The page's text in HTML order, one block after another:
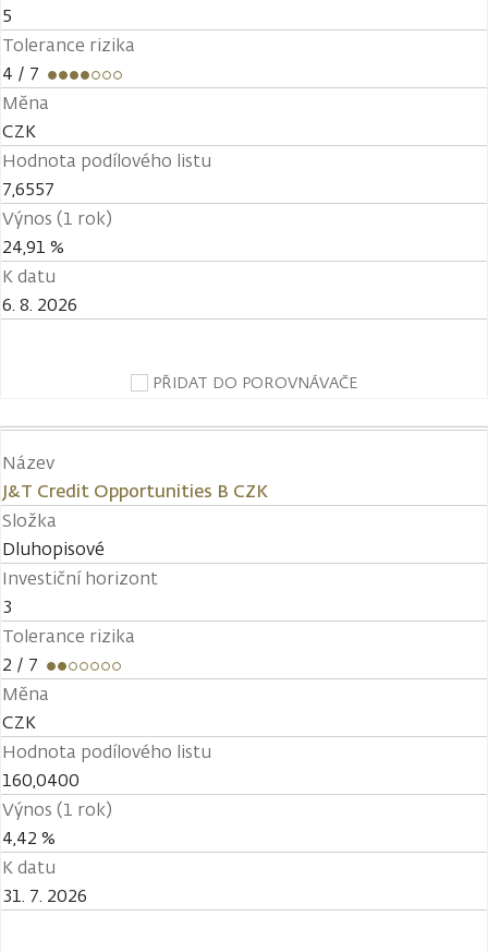
5
Tolerance rizika
4 / 7
Měna
CZK
Hodnota podílového listu
7,6557
Výnos (1 rok)
24,91 %
K datu
6. 8. 2026
PŘIDAT DO POROVNÁVAČE
Název
J&T Credit Opportunities B CZK
Složka
Dluhopisové
Investiční horizont
3
Tolerance rizika
2 / 7
Měna
CZK
Hodnota podílového listu
160,0400
Výnos (1 rok)
4,42 %
K datu
31. 7. 2026